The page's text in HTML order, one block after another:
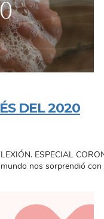
DEL 2020
ESPECIAL
nos sorprendió